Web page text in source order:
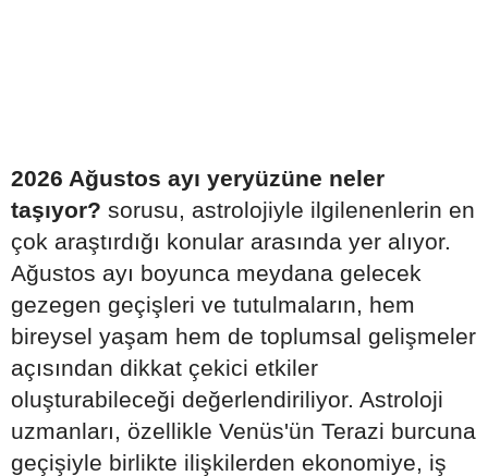
2026 Ağustos ayı yeryüzüne neler
taşıyor? sorusu, astrolojiyle ilgilenenlerin en
çok araştırdığı konular arasında yer alıyor.
Ağustos ayı boyunca meydana gelecek
gezegen geçişleri ve tutulmaların, hem
bireysel yaşam hem de toplumsal gelişmeler
açısından dikkat çekici etkiler
oluşturabileceği değerlendiriliyor. Astroloji
uzmanları, özellikle Venüs'ün Terazi burcuna
geçişiyle birlikte ilişkilerden ekonomiye, iş